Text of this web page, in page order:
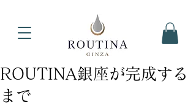
ROUTINA銀座が完成する
まで